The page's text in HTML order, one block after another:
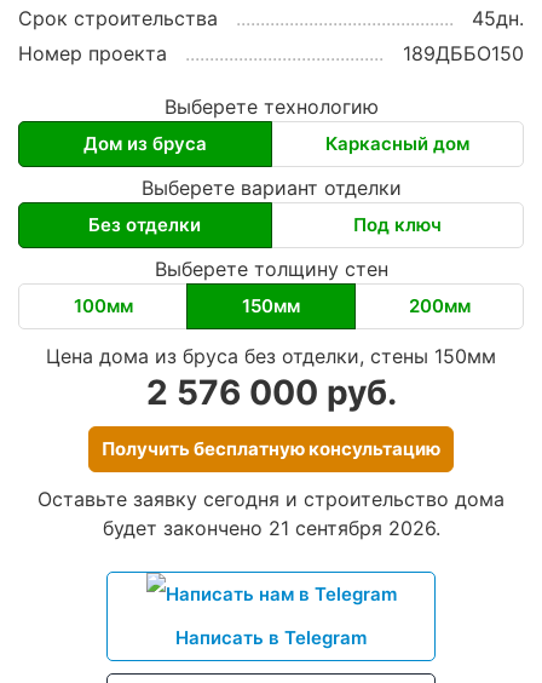
Срок строительства
45дн.
Номер проекта
189ДББО150
Выберете технологию
Дом из бруса Каркасный дом
Выберете вариант отделки
Без отделки Под ключ
Выберете толщину стен
100мм 150мм 200мм
Цена дома из бруса без отделки, стены 150мм
2 576 000 руб.
Получить бесплатную консультацию
Оставьте заявку сегодня и строительство дома
будет закончено 21 сентября 2026.
Написать в Telegram